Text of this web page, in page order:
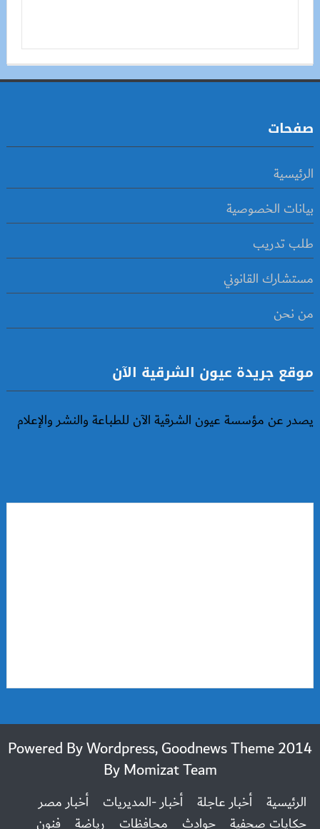
صفحات
الرئيسية
بيانات الخصوصية
طلب تدريب
مستشارك القانوني
من نحن
موقع جريدة عيون الشرقية الآن
يصدر عن مؤسسة عيون الشرقية الآن للطباعة والنشر والإعلام
2014 Powered By Wordpress, Goodnews Theme
ByMomizat Team
الرئيسية أخبار عاجلة أخبار -المديريات
أخبار مصر
حكايات صحفية
حوادث محافظات رياضة فنون